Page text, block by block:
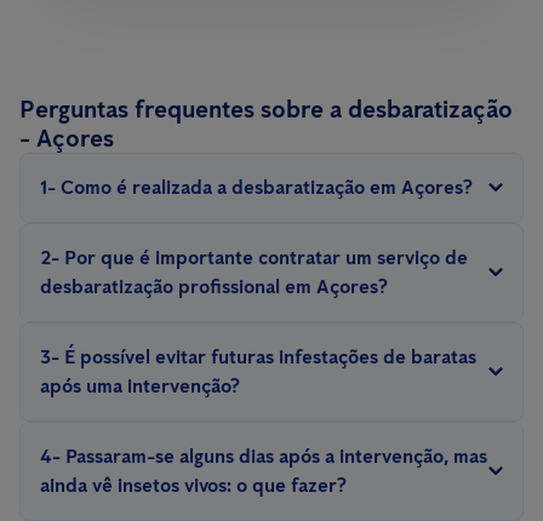
Perguntas frequentes sobre a desbaratização
- Açores
1- Como é realizada a desbaratização em Açores?
especializados, com iscos, armadilhas, repelentes, inseticidas,
2- Por que é importante contratar um serviço de
desbaratização profissional em Açores?
um técnico experiente conhece o comportamento e a biologia
3- É possível evitar futuras infestações de baratas
após uma intervenção?
de medidas preventivas, como a adequada manutenção do
4- Passaram-se alguns dias após a intervenção, mas
ainda vê insetos vivos: o que fazer?